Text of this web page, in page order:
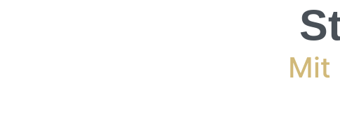
Mit